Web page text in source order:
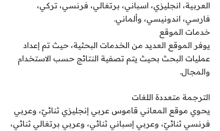
العربية، انجليزي، اسباني، برتغالي، فرنسي، تركي،
فارسي، اندونيسي، وألماني.
خدمات الموقع
يوفر الموقع العديد من الخدمات البحثية، حيث تم إعداد
عمليات البحث بحيث يتم تصفية النتائج حسب الاستخدام
والمجال.
الترجمة متعددة اللغات
يحوي موقع المعاني قاموس عربي إنجليزي ثنائيّ، وعربي
فرنسي ثنائيّ، وعربي إسباني ثنائي، وعربي برتغالي ثنائي،